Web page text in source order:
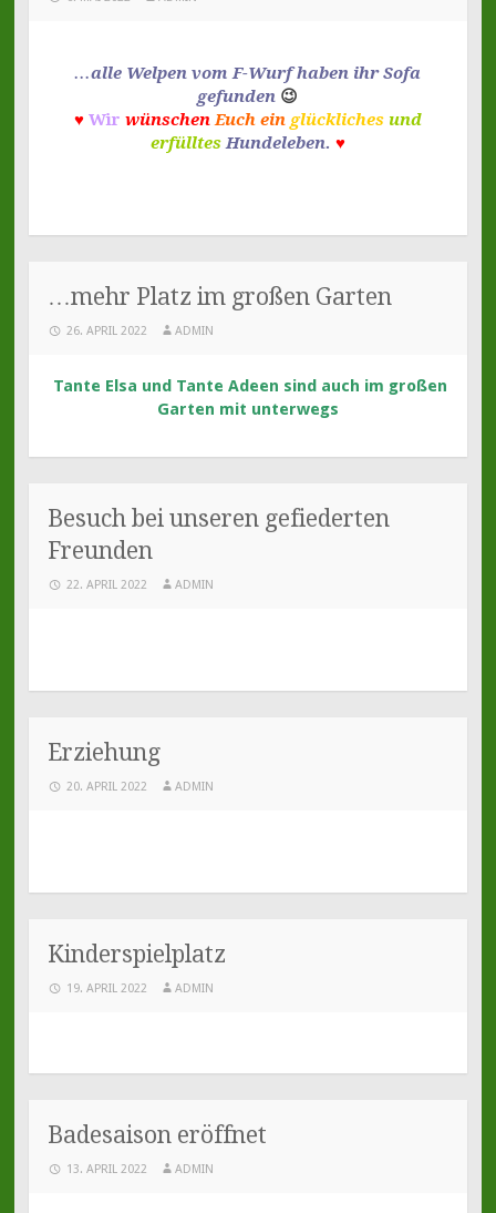
…alle Welpen vom F-Wurf haben ihr Sofa
gefunden 😉
♥ Wir wünschen Euch ein glücklichesund
erfülltesHundeleben. ♥
…mehr Platz im großen Garten
26. APRIL 2022 ADMIN
Tante Elsa und Tante Adeen sind auch im großen
Garten mit unterwegs
Besuch bei unseren gefiederten
Freunden
22. APRIL 2022 ADMIN
Erziehung
20. APRIL 2022 ADMIN
Kinderspielplatz
19. APRIL 2022 ADMIN
Badesaison eröffnet
13. APRIL 2022 ADMIN